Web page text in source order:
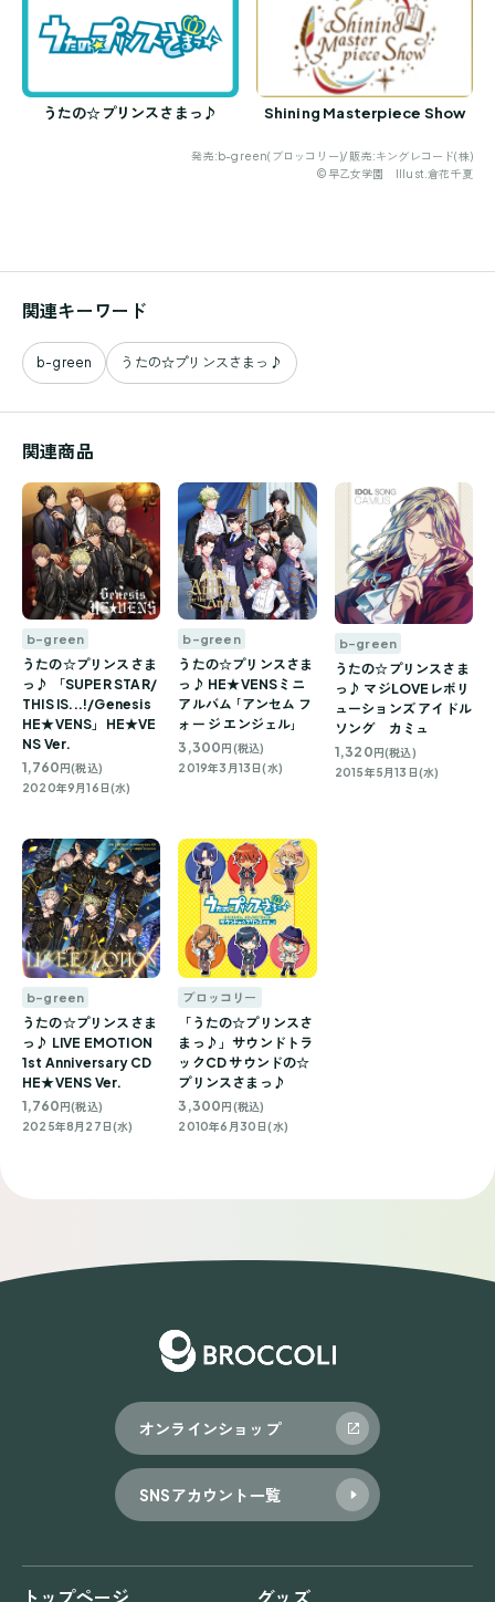
うたの☆プリンスさまっ♪ Shining Masterpiece Show
発売:b-green(ブロッコリー)/ 販売:キングレコード(株)
©早乙女学園 Illust.倉花千夏
関連キーワード
b-green うたの☆プリンスさまっ♪
関連商品
b-green
うたの☆プリンスさま
っ♪ 「SUPER STAR/
THIS IS...!/Genesis
HE★VENS」HE★VE
NS Ver.
1,760 円(税込)
2020年9月16日(水)
b-green
うたの☆プリンスさま
っ♪ HE★VENSミニ
アルバム ｢アンセム フ
ォー ジ エンジェル｣
3,300円(税込)
2019年3月13日(水)
b-green
うたの☆プリンスさま
っ♪ マジLOVEレボリ
ューションズ アイドル
ソング カミュ
1,320円(税込)
2015年5月13日(水)
b-green
うたの☆プリンスさま
っ♪ LIVE EMOTION
1st Anniversary CD
HE★VENS Ver.
1,760円(税込)
2025年8月27日(水)
ブロッコリー
「うたの☆プリンスさ
まっ♪」サウンドトラ
ックCD サウンドの☆
プリンスさまっ♪
3,300円(税込)
2010年6月30日(水)
オンラインショップ
SNSアカウント一覧
トップページ グッズ